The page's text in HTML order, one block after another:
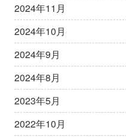
2024年11月
2024年10月
2024年9月
2024年8月
2023年5月
2022年10月